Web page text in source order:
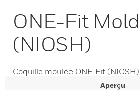
ONE-Fit
(NIOSH)
Coquille moulée ONE-Fit (NIOSH)
Aperçu